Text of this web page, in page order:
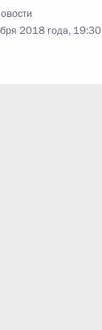
2018 года, 19:30